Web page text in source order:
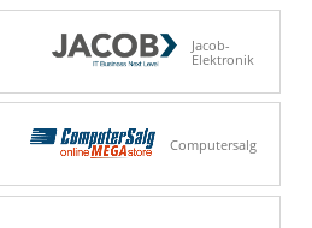
Jacob-
Elektronik
Computersalg